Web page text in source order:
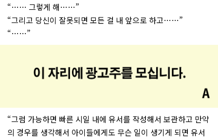
“…… 그렇게 해……”
“그리고 당신이 잘못되면 모든 걸 내 앞으로 하고……”
“……”
“그럼 가능하면 빠른 시일 내에 유서를 작성해서 보관하고 만약
의 경우를 생각해서 아이들에게도 무슨 일이 생기게 되면 유서